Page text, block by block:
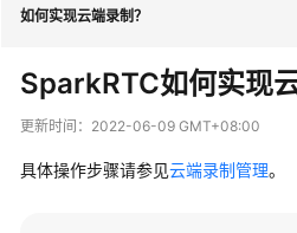
新
动
如何实现云端录制？
SparkRTC如何实现
更新时间： 2022-06-09 GMT+08:00
具体操作步骤请参见云端录制管理。